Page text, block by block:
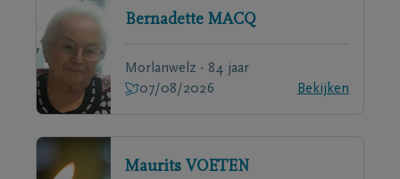
Bernadette MACQ
Morlanwelz - 84 jaar
07/08/2026
Bekijken
Maurits VOETEN